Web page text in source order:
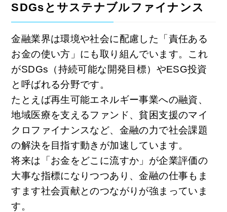
SDGsとサステナブルファイナンス
金融業界は環境や社会に配慮した「責任ある
お金の使い方」にも取り組んでいます。これ
がSDGs（持続可能な開発目標）やESG投資
と呼ばれる分野です。
たとえば再生可能エネルギー事業への融資、
地域医療を支えるファンド、貧困支援のマイ
クロファイナンスなど、金融の力で社会課題
の解決を目指す動きが加速しています。
将来は「お金をどこに流すか」が企業評価の
大事な指標になりつつあり、金融の仕事もま
すます社会貢献とのつながりが強まっていま
す。